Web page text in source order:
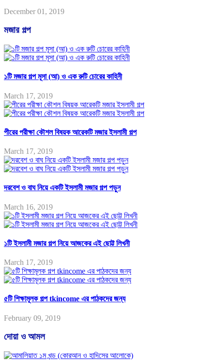
December 01, 2019
মজার গল্প
১টি মজার গল্প মূসা (আ) ও এক রুটি চোরের কাহিনী
March 17, 2019
পীরের পরীক্ষা কৌশল বিষয়ক আরেকটি মজার ইসলামী গল্প
March 17, 2019
দরবেশ ও বাঘ নিয়ে একটি ইসলামী মজার গল্প পড়ুন
March 16, 2019
১টি ইসলামী মজার গল্প নিয়ে আজকের এই ছোট্ট লিখনী
March 17, 2019
৫টি শিক্ষামূলক গল্প tkincome এর পাঠকদের জন্য
February 09, 2019
দোয়া ও আমল